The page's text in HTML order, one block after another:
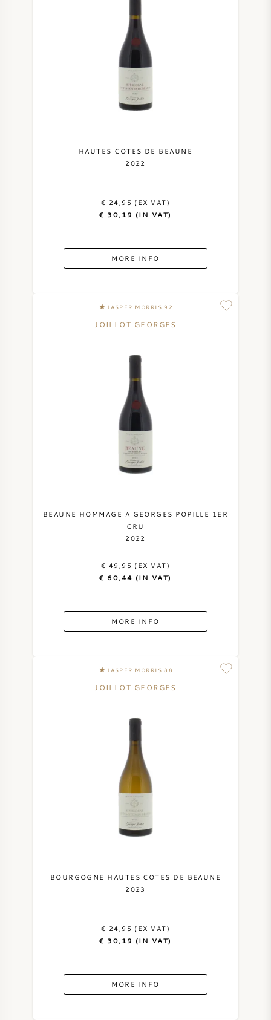
HAUTES COTES DE BEAUNE
2022
€ 24,95 (EX VAT)
€ 30,19 (IN VAT)
MORE INFO
JASPER MORRIS 92
JOILLOT GEORGES
BEAUNE HOMMAGE A GEORGES POPILLE 1ER
CRU
2022
€ 49,95 (EX VAT)
€ 60,44 (IN VAT)
MORE INFO
JASPER MORRIS 88
JOILLOT GEORGES
BOURGOGNE HAUTES COTES DE BEAUNE
2023
€ 24,95 (EX VAT)
€ 30,19 (IN VAT)
MORE INFO